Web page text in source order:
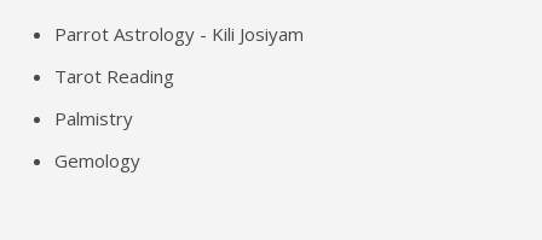
Parrot Astrology - Kili Josiyam
Tarot Reading
Palmistry
Gemology